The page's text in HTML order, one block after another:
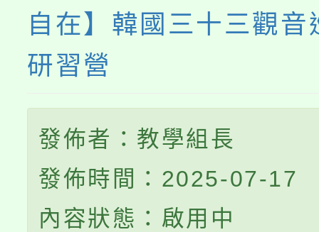
自在】韓國三十三觀音
研習營
發佈者：教學組長
發佈時間：2025-07-17
內容狀態：啟用中